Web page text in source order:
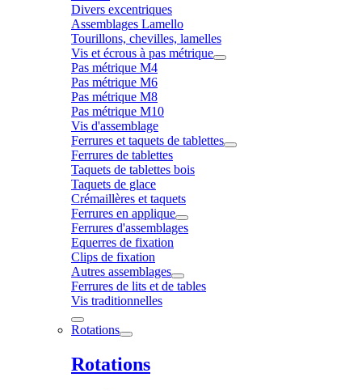
Divers excentriques
Assemblages Lamello
Tourillons, chevilles, lamelles
Vis et écrous à pas métrique
Pas métrique M4
Pas métrique M6
Pas métrique M8
Pas métrique M10
Vis d'assemblage
Ferrures et taquets de tablettes
Ferrures de tablettes
Taquets de tablettes bois
Taquets de glace
Crémaillères et taquets
Ferrures en applique
Ferrures d'assemblages
Equerres de fixation
Clips de fixation
Autres assemblages
Ferrures de lits et de tables
Vis traditionnelles
Rotations
Rotations